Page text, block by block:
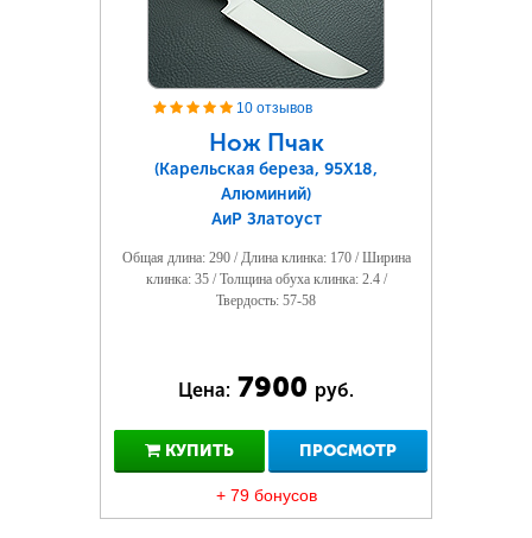
10 отзывов
Нож Пчак
(Карельская береза, 95Х18,
Алюминий)
АиР Златоуст
Общая длина: 290 / Длина клинка: 170 / Ширина
клинка: 35 / Толщина обуха клинка: 2.4 /
Твердость: 57-58
Цена: 7900 руб.
КУПИТЬ ПРОСМОТР
+ 79 бонусов